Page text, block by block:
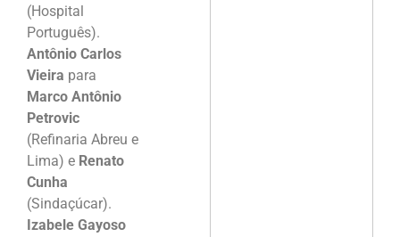
(Hospital
Português).
Antônio Carlos
Vieira para
Marco Antônio
Petrovic
(Refinaria Abreu e
Lima) e Renato
Cunha
(Sindaçúcar).
Izabele Gayoso